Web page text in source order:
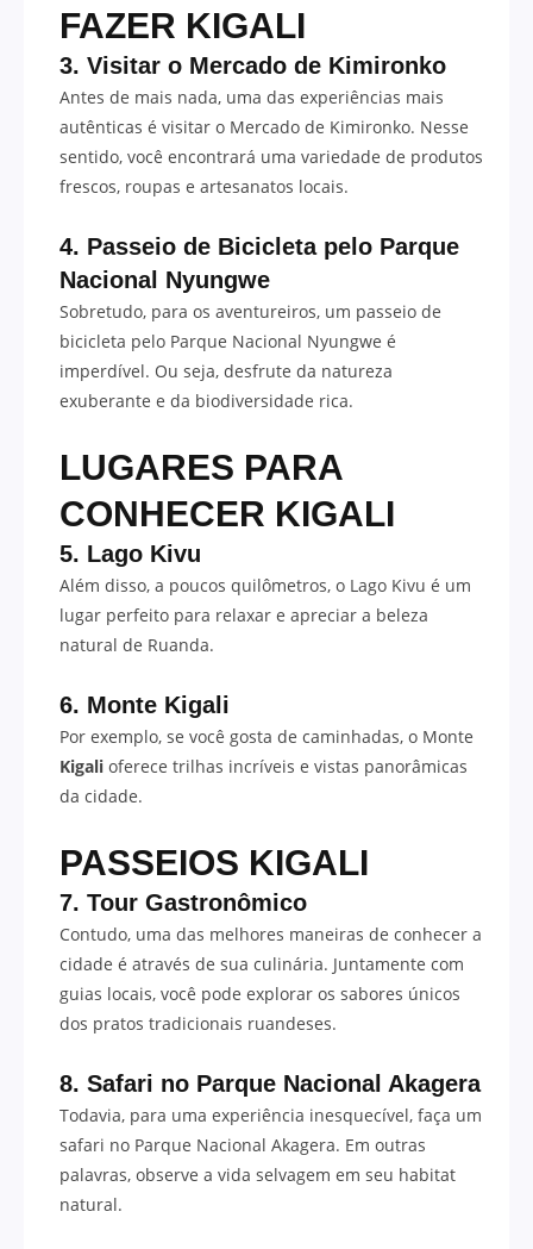
FAZER KIGALI
3. Visitar o Mercado de Kimironko
Antes de mais nada, uma das experiências mais
autênticas é visitar o Mercado de Kimironko. Nesse
sentido, você encontrará uma variedade de produtos
frescos, roupas e artesanatos locais.
4. Passeio de Bicicleta pelo Parque
Nacional Nyungwe
Sobretudo, para os aventureiros, um passeio de
bicicleta pelo Parque Nacional Nyungwe é
imperdível. Ou seja, desfrute da natureza
exuberante e da biodiversidade rica.
LUGARES PARA
CONHECER KIGALI
5. Lago Kivu
Além disso, a poucos quilômetros, o Lago Kivu é um
lugar perfeito para relaxar e apreciar a beleza
natural de Ruanda.
6. Monte Kigali
Por exemplo, se você gosta de caminhadas, o Monte
Kigali oferece trilhas incríveis e vistas panorâmicas
da cidade.
PASSEIOS KIGALI
7. Tour Gastronômico
Contudo, uma das melhores maneiras de conhecer a
cidade é através de sua culinária. Juntamente com
guias locais, você pode explorar os sabores únicos
dos pratos tradicionais ruandeses.
8. Safari no Parque Nacional Akagera
Todavia, para uma experiência inesquecível, faça um
safari no Parque Nacional Akagera. Em outras
palavras, observe a vida selvagem em seu habitat
natural.